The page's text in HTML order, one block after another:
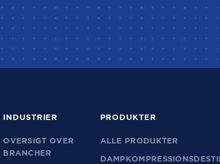
INDUSTRIER
OVERSIGT OVER
BRANCHER
PRODUKTER
ALLE PRODUKTER